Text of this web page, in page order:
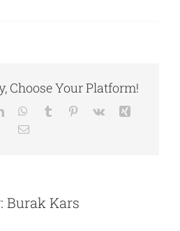
Choose Your Platform!
LinkedInWhatsApp
Tumblr Pinterest
Vk
E-
Burak Kars